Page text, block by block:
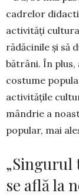
cadrelor
activități
rădăcinile și să
bătrâni. În
costume
activitățile
mândrie a
popular, mai
se află la